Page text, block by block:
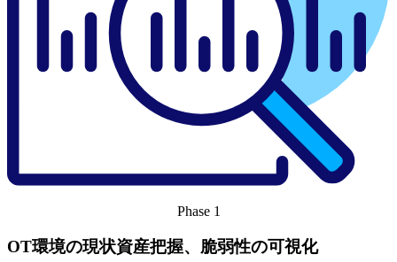
Phase 1
OT環境の現状資産把握、脆弱性の可視化